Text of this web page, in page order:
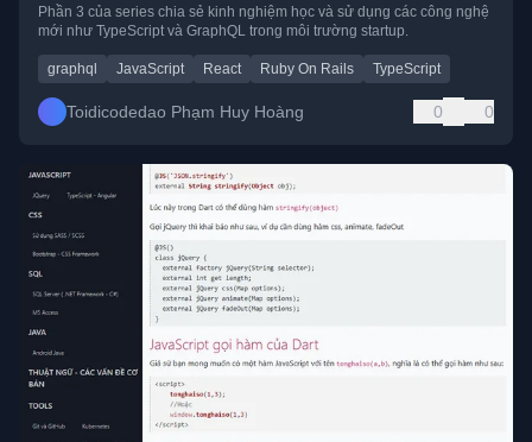
Phần 3 của series chia sẻ kinh nghiệm học và sử dụng các công nghệ
mới như TypeScript và GraphQL trong môi trường startup.
graphql JavaScript React Ruby On Rails TypeScript
Toidicodedao Phạm Huy Hoàng 0 0